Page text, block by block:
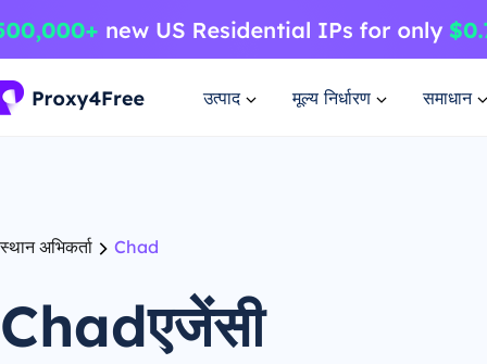
उत्पाद मूल्य निर्धारण समाधान
स्थान अभिकर्ता Chad
Chadएजेंसी